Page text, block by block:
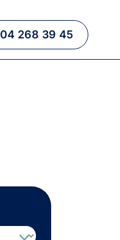
04 268 39 45